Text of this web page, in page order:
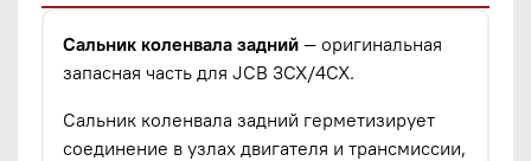
Сальник коленвала задний — оригинальная
запасная часть для JCB 3CX/4CX.
Сальник коленвала задний герметизирует
соединение в узлах двигателя и трансмиссии,